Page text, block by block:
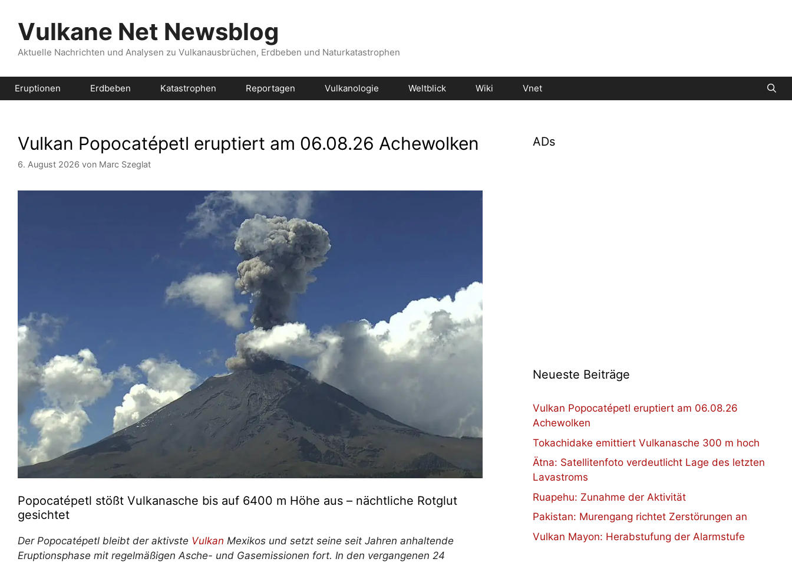
Inhalt
springenVulkane Net Newsblog
Aktuelle Nachrichten und Analysen zu Vulkanausbrüchen, Erdbeben und Naturkatastrophen
Eruptionen Erdbeben Katastrophen Reportagen Vulkanologie Weltblick Wiki Vnet
Vulkan Popocatépetl eruptiert am 06.08.26 Achewolken
6. August 2026 von Marc Szeglat
Popocatépetl stößt Vulkanasche bis auf 6400 m Höhe aus – nächtliche Rotglut
gesichtet
Der Popocatépetl bleibt der aktivste Vulkan Mexikos und setzt seine seit Jahren anhaltende
Eruptionsphase mit regelmäßigen Asche- und Gasemissionen fort. In den vergangenen 24
ADs
Neueste Beiträge
Vulkan Popocatépetl eruptiert am 06.08.26
Achewolken
Tokachidake emittiert Vulkanasche 300 m hoch
Ätna: Satellitenfoto verdeutlicht Lage des letzten
Lavastroms
Ruapehu: Zunahme der Aktivität
Pakistan: Murengang richtet Zerstörungen an
Vulkan Mayon: Herabstufung der Alarmstufe